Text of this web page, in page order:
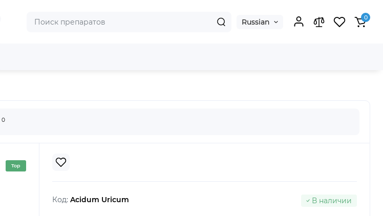
Russian 0
0
Top
Код: Acidum Uricum В наличии